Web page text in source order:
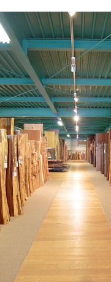
大阪梅田
アウトレ
大川ギャ
天神ギャラ
公式オン
WEBカ